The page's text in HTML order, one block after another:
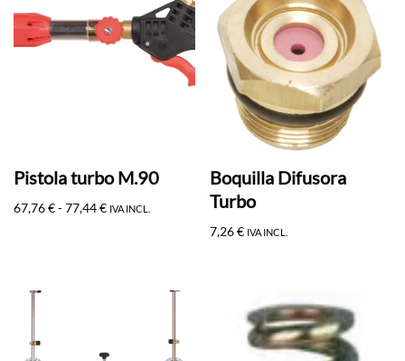
Pistola turbo M.90
67,76€-77,44€ IVA INCL.
Boquilla Difusora
Turbo
7,26€ IVA INCL.